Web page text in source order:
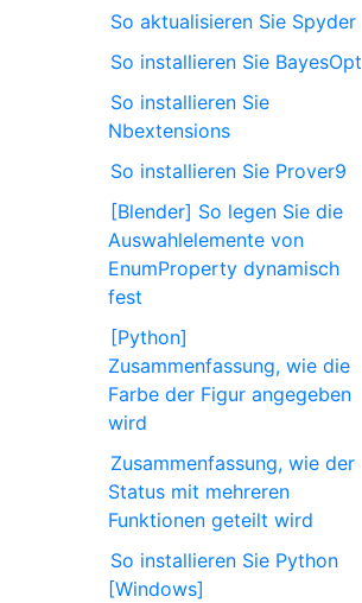
So aktualisieren Sie Spyder
So installieren Sie BayesOpt
So installieren Sie
Nbextensions
So installieren Sie Prover9
[Blender] So legen Sie die
Auswahlelemente von
EnumProperty dynamisch
fest
[Python]
Zusammenfassung, wie die
Farbe der Figur angegeben
wird
Zusammenfassung, wie der
Status mit mehreren
Funktionen geteilt wird
So installieren Sie Python
[Windows]